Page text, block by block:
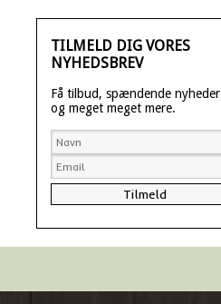
TILMELD DIG VORES
NYHEDSBREV
Få tilbud, spændende nyheder
og meget meget mere.